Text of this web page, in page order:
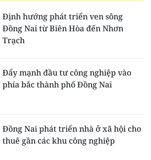
- Công nghệ
Định hướng phát triển ven sông
Đồng Nai từ Biên Hòa đến Nhơn
Trạch
Đẩy mạnh đầu tư công nghiệp vào
phía bắc thành phố Đồng Nai
Đồng Nai phát triển nhà ở xã hội cho
thuê gần các khu công nghiệp